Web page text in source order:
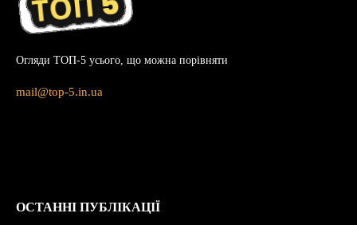
Огляди ТОП-5 усього, що можна порівняти
mail@top-5.in.ua
ОСТАННІ ПУБЛІКАЦІЇ